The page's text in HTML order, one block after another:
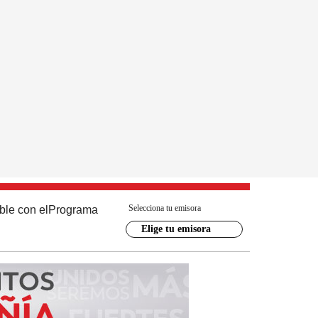
con el Programa Selecciona tu emisora
Elige tu emisora